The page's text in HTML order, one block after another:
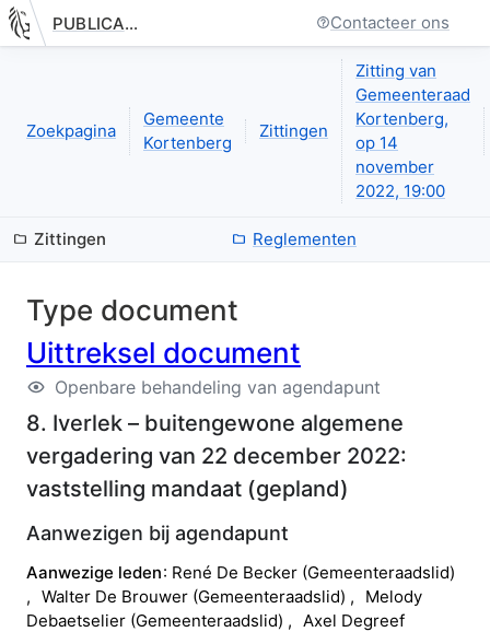
Nieuwe pagina: PUBLICATIE.GELINKT-NOTULEREN.VLAANDEREN.BE Contacteer ons
Zoekpagina
Gemeente
Kortenberg
Zittingen
Zitting van
Gemeenteraad
Kortenberg,
op 14
november
2022, 19:00
Zittingen Reglementen
Type document
Uittreksel document
Openbare behandeling van agendapunt
8. Iverlek – buitengewone algemene
vergadering van 22 december 2022:
vaststelling mandaat (gepland)
Aanwezigen bij agendapunt
Aanwezige leden René De Becker (Gemeenteraadslid)
Walter De Brouwer (Gemeenteraadslid)
Melody
Debaetselier (Gemeenteraadslid) Axel Degreef